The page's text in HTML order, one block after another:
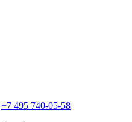
+7 495 740-05-58